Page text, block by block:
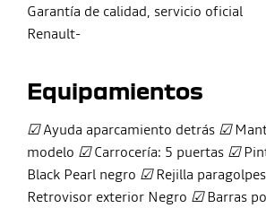
Garantía de calidad, servicio oficial
Renault-
Equipamientos
☑Ayuda aparcamiento detrás ☑
modelo ☑Carrocería: 5 puertas ☑
Black Pearl negro ☑Rejilla
Retrovisor exterior Negro ☑Barras